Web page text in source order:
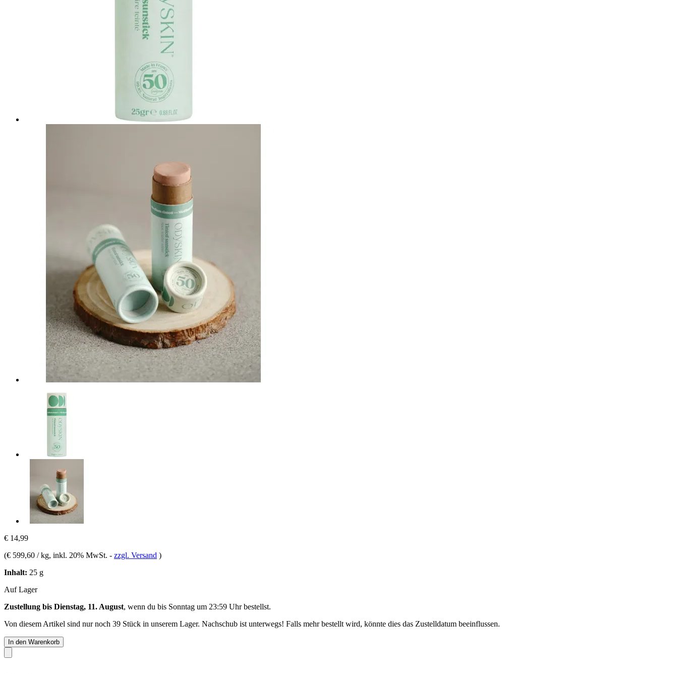
€ 14,99
(€ 599,60 / kg, inkl. 20% MwSt. - zzgl. Versand )
Inhalt: 25 g
Auf Lager
Zustellung bis Dienstag, 11. August, wenn du bis Sonntag um 23:59 Uhrbestellst.
Von diesem Artikel sind nur noch 39 Stück in unserem Lager. Nachschub ist unterwegs! Falls mehr bestellt wird, könnte dies das Zustelldatum beeinflussen.
In den Warenkorb